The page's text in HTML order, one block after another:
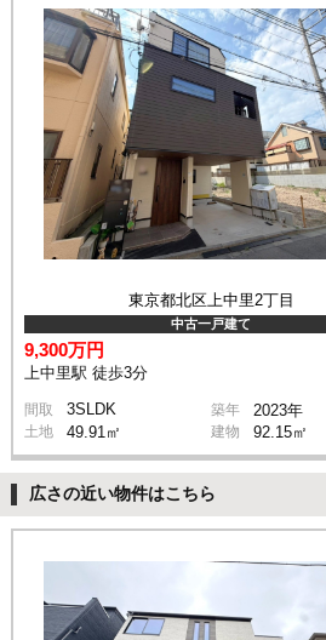
東京都北区上中里2丁目
中古一戸建て
9,300万円
上中里駅 徒歩3分
間取 3SLDK 築年 2023年
土地 49.91㎡ 建物 92.15㎡
広さの近い物件はこちら